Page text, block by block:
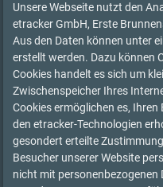
Unsere Webseite nutzt den
etracker GmbH, Erste
Aus den Daten können unter
erstellt werden. Dazu können
Cookies handelt es sich um
Zwischenspeicher Ihres
Cookies ermöglichen es,
den etracker-Technologien
gesondert erteilte
Besucher unserer Website
nicht mit personenbezogenen